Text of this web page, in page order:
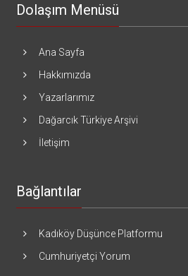
Dolaşım Menüsü
Ana Sayfa
Hakkımızda
Yazarlarımız
Dağarcık Türkiye Arşivi
İletişim
Bağlantılar
Kadıköy Düşünce Platformu
Cumhuriyetçi Yorum